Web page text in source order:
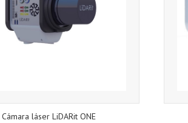
Cámara láser LiDARit ONE